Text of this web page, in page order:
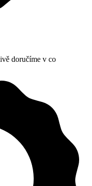
doručíme v co